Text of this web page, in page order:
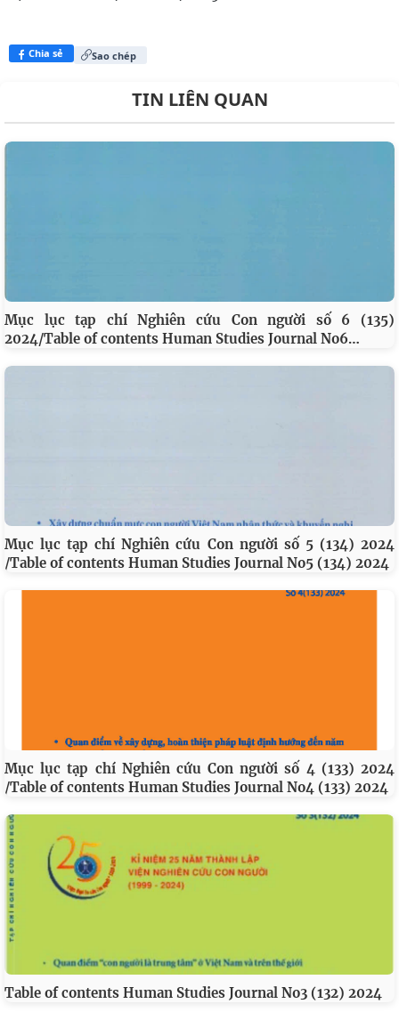
Chia sẻ Sao chép
TIN LIÊN QUAN
Mục lục tạp chí Nghiên cứu Con người số 6 (135)
2024/Table of contents Human Studies Journal No6…
Mục lục tạp chí Nghiên cứu Con người số 5 (134) 2024
/Table of contents Human Studies Journal No5 (134) 2024
Mục lục tạp chí Nghiên cứu Con người số 4 (133) 2024
/Table of contents Human Studies Journal No4 (133) 2024
Table of contents Human Studies Journal No3 (132) 2024